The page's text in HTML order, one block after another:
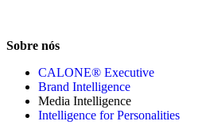
Sobre nós
CALONE® Executive
Brand Intelligence
Media Intelligence
Intelligence for Personalities